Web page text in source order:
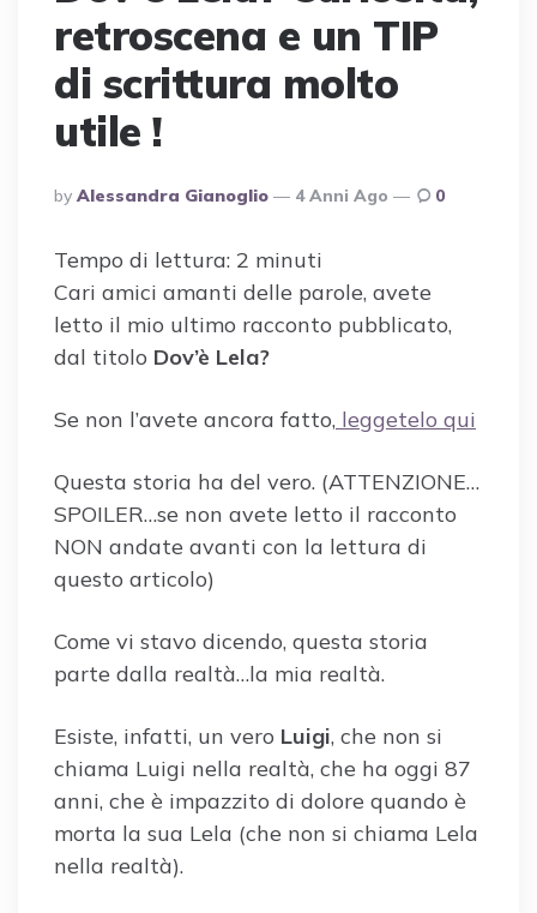
retroscena e un TIP
di scrittura molto
utile !
Posted
By
By Alessandra Gianoglio 4 Anni Ago 0
Tempo di lettura: 2 minuti
Cari amici amanti delle parole, avete
letto il mio ultimo racconto pubblicato,
dal titolo Dov’è Lela?
Se non l’avete ancora fatto, leggetelo qui
Questa storia ha del vero. (ATTENZIONE…
SPOILER…se non avete letto il racconto
NON andate avanti con la lettura di
questo articolo)
Come vi stavo dicendo, questa storia
parte dalla realtà…la mia realtà.
Esiste, infatti, un vero Luigi, che non si
chiama Luigi nella realtà, che ha oggi 87
anni, che è impazzito di dolore quando è
morta la sua Lela (che non si chiama Lela
nella realtà).